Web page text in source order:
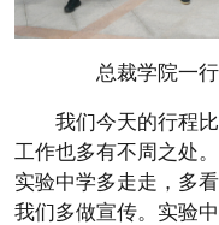
总裁学院一
我们今天的行程
工作也多有不周之处
实验中学多走走，多
我们多做宣传。实验